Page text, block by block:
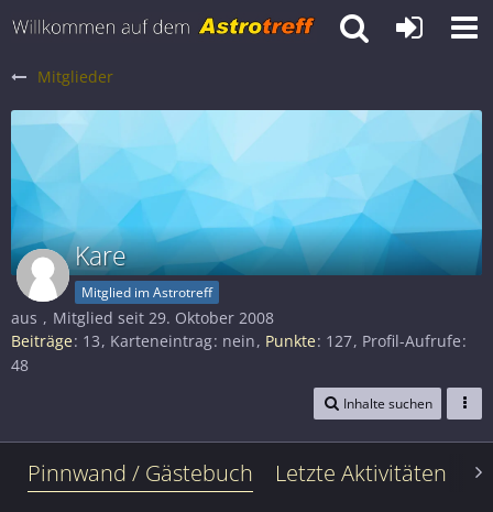
Mitglieder
Kare
Mitglied im Astrotreff
aus
Mitglied seit 29. Oktober 2008
Beiträge 13 Karteneintrag nein Punkte 127 Profil-Aufrufe
48
Inhalte suchen
Pinnwand / Gästebuch Letzte Aktivitäten